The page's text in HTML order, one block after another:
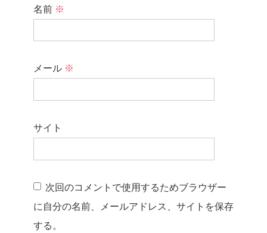
名前 ※
メール ※
サイト
次回のコメントで使用するためブラウザー
に自分の名前、メールアドレス、サイトを保存
する。